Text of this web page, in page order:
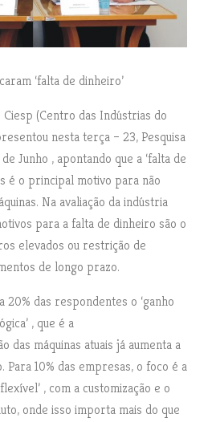
‘falta de dinheiro’
Ciesp (Centro das Indústrias do
nesta terça – 23, Pesquisa
Junho , apontando que a ‘falta de
é o principal motivo para não
Na avaliação da indústria
para a falta de dinheiro são o
elevados ou restrição de
de longo prazo.
20% das respondentes o ‘ganho
, que é a
das máquinas atuais já aumenta a
Para 10% das empresas, o foco é a
, com a customização e o
onde isso importa mais do que